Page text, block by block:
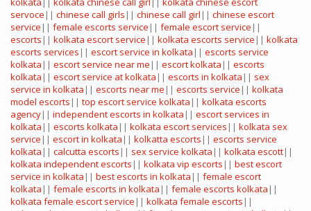
servoce || chinese call girls || chinese call girl || chinese escort
service || female escorts service || female escort service ||
escorts || kolkata escort service || kolkata escorts service || kolkata
escorts services || escort service in kolkata || escorts service
kolkata || escort service near me || escort kolkata || escorts
kolkata || escort service at kolkata || escorts in kolkata || sex
service in kolkata || escorts near me || escorts service || kolkata
model escorts || top escort service kolkata || kolkata escorts
agency|| independent escorts in kolkata || escort services in
kolkata || escorts kolkata || kolkata escort services || kolkata sex
service || escort in kolkata || kolkatta escorts || escorts service
kolkata || calcutta escorts || sex service kolkata || kolkata escott||
kolkata independent escorts || kolkata vip escorts || best escort
service in kolkata || best escorts in kolkata || female escort
kolkata || female escorts in kolkata || female escorts kolkata ||
kolkata female escort service || kolkata female escorts ||